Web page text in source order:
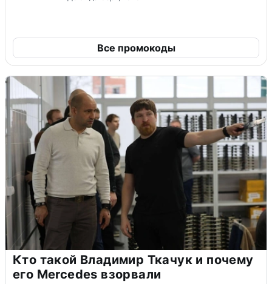
Все промокоды
Кто такой Владимир Ткачук и почему
его Mercedes взорвали